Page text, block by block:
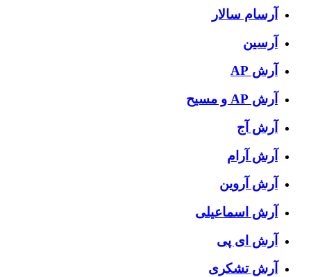
آرسام سالار
آرسین
آرش AP
آرش AP و مسیح
آرش آج
آرش آرام
آرش آروین
آرش اسماعیلی
آرش ای پی
آرش تشکری